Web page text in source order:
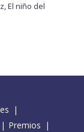
El niño del
Premios